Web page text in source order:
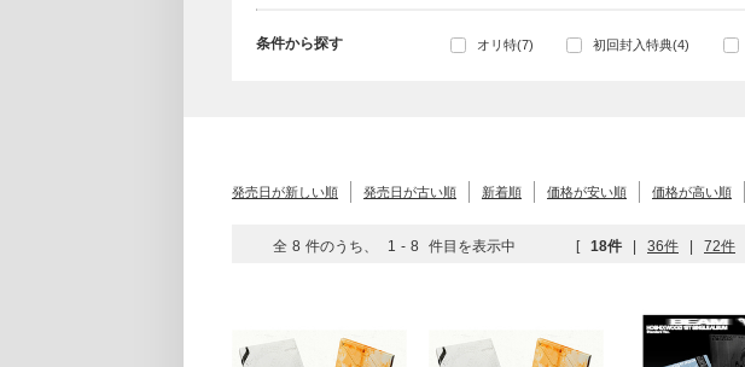
条件から探す オリ特(7) 初回封入特典(4)
発売日が新しい順 発売日が古い順 新着順 価格が安い順 価格が高い順
全 8 件のうち、 1 - 8 件目を表示中 [ 18件 | 36件 | 72件